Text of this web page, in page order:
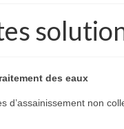
des eaux
d’assainissement non